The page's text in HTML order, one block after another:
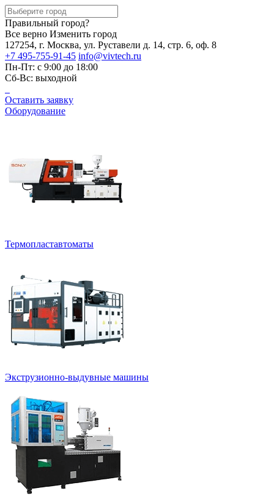
Правильный город?
Все верно Изменить город
127254, г. Москва, ул. Руставели д. 14, стр. 6, оф. 8
+7 495-755-91-45 info@vivtech.ru
Пн-Пт: с 9:00 до 18:00
Сб-Вс: выходной
Оставить заявку
Оборудование
Термопластавтоматы
Экструзионно-выдувные машины